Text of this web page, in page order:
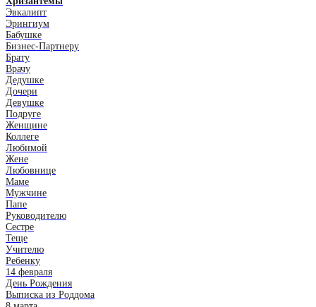
Эвкалипт
Эрингиум
Бабушке
Бизнес-Партнеру
Брату
Врачу
Дедушке
Дочери
Девушке
Подруге
Женщине
Коллеге
Любимой
Жене
Любовнице
Маме
Мужчине
Папе
Руководителю
Сестре
Теще
Учителю
Ребенку
14 февраля
День Рождения
Выписка из Роддома